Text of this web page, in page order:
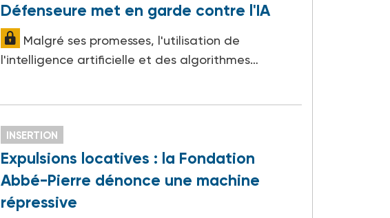
Défenseure met en garde contre l'IA
Malgré ses promesses, l'utilisation de
l'intelligence artificielle et des algorithmes…
INSERTION
Expulsions locatives : la Fondation
Abbé-Pierre dénonce une machine
répressive